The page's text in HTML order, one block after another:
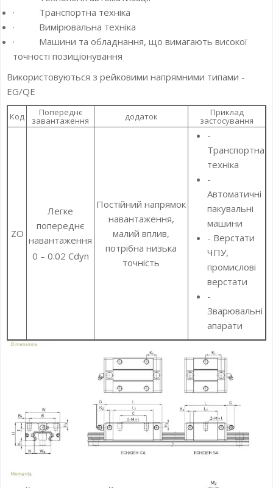
· Транспортна техніка
· Вимірювальна техніка
· Машини та обладнання, що вимагають високої
точності позиціонування
Використовуються з рейковими напрямними типами -
EG/QE
Код Попереднє
завантаження додаток Приклад
застосування
ZO
Легке
попереднє
навантаження
0 – 0.02 Cdyn
Постійний напрямок
навантаження,
малий вплив,
потрібна низька
точність
-
Транспортна
техніка
-
Автоматичні
пакувальні
машини
- Верстати
ЧПУ,
промислові
верстати
-
Зварювальні
апарати